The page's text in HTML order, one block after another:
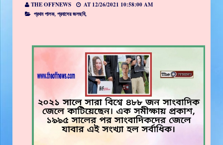
THE OFFNEWS AT 12/26/2021 10:58:00 AM
প্রথম পালক,প্রবাসের জলছবি,